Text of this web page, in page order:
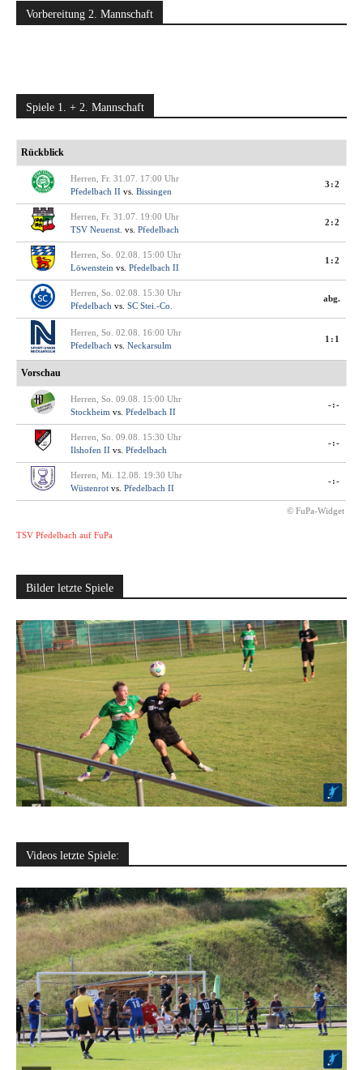
Vorbereitung 2. Mannschaft
Spiele 1. + 2. Mannschaft
Rückblick
Herren, Fr. 31.07. 17:00 Uhr
Pfedelbach II vs. Bissingen
3:2
Herren, Fr. 31.07. 19:00 Uhr
TSV Neuenst. vs. Pfedelbach
2:2
Herren, So. 02.08. 15:00 Uhr
Löwenstein vs. Pfedelbach II
1:2
Herren, So. 02.08. 15:30 Uhr
Pfedelbach vs. SC Stei.-Co.
abg.
Herren, So. 02.08. 16:00 Uhr
Pfedelbach vs. Neckarsulm
1:1
Vorschau
Herren, So. 09.08. 15:00 Uhr
Stockheim vs. Pfedelbach II
-:-
Herren, So. 09.08. 15:30 Uhr
Ilshofen II vs. Pfedelbach
-:-
Herren, Mi. 12.08. 19:30 Uhr
Wüstenrot vs. Pfedelbach II
-:-
© FuPa-Widget
TSV Pfedelbach auf FuPa
Bilder letzte Spiele
Videos letzte Spiele: